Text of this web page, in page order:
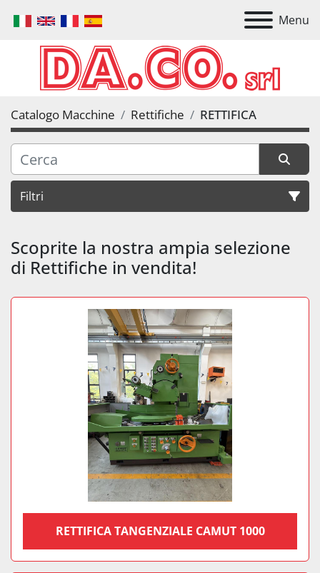
Menu
Catalogo Macchine Rettifiche RETTIFICA
Filtri
RETTIFICA
Ordina per
Scoprite la nostra ampia selezione
di Rettifiche in vendita!
RETTIFICA TANGENZIALE CAMUT 1000